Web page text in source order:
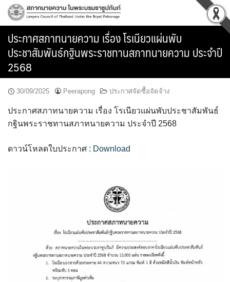
Skip
ประกาศสภาทนายความ เรื่อง โรเนียวแผ่นพับ
ประชาสัมพันธ์กฐินพระราชทานสภาทนายความ ประจำปี
2568
30/09/2025 Peerapong ประกาศจัดซื้อจัดจ้าง
ประกาศสภาทนายความ เรื่อง โรเนียวแผ่นพับประชาสัมพันธ์
กฐินพระราชทานสภาทนายความ ประจำปี 2568
ดาวน์โหลดใบประกาศ : Download